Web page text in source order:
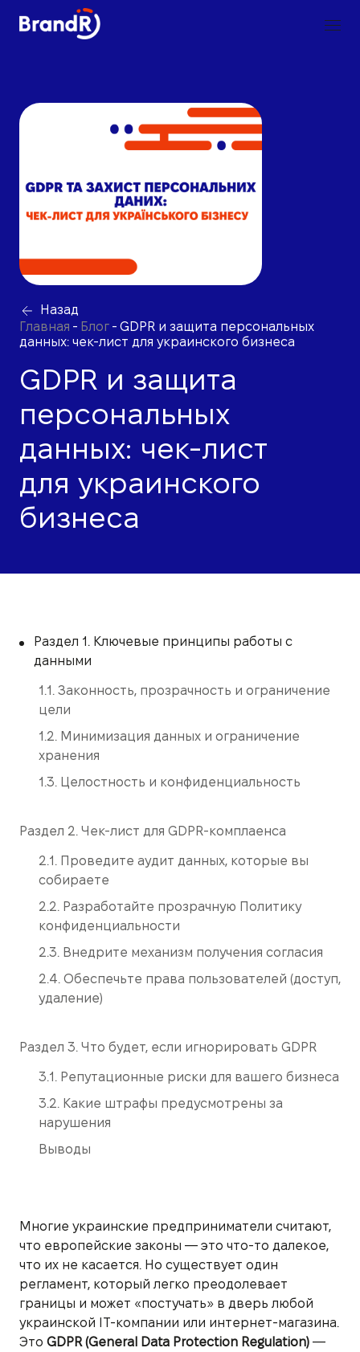
Назад
Главная - Блог - GDPR и защита персональных
данных: чек-лист для украинского бизнеса
GDPR и защита
персональных
данных: чек-лист
для украинского
бизнеса
Раздел 1. Ключевые принципы работы с
данными
1.1. Законность, прозрачность и ограничение
цели
1.2. Минимизация данных и ограничение
хранения
1.3. Целостность и конфиденциальность
Раздел 2. Чек-лист для GDPR-комплаенса
2.1. Проведите аудит данных, которые вы
собираете
2.2. Разработайте прозрачную Политику
конфиденциальности
2.3. Внедрите механизм получения согласия
2.4. Обеспечьте права пользователей (доступ,
удаление)
Раздел 3. Что будет, если игнорировать GDPR
3.1. Репутационные риски для вашего бизнеса
3.2. Какие штрафы предусмотрены за
нарушения
Выводы
Многие украинские предприниматели считают,
что европейские законы — это что-то далекое,
что их не касается. Но существует один
регламент, который легко преодолевает
границы и может «постучать» в дверь любой
украинской IT-компании или интернет-магазина.
Это GDPR (General Data Protection Regulation) —